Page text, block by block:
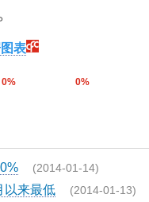
表
0%
0%
(2014-01-14)
以来最低 (2014-01-13)